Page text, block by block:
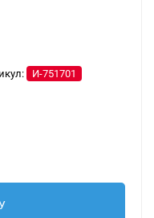
И-751701